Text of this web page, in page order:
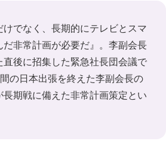
けでなく、長期的にテレビとスマ
だ非常計画が必要だ』。李副会長
直後に招集した緊急社長団会議で
の日本出張を終えた李副会長の
期戦に備えた非常計画策定とい